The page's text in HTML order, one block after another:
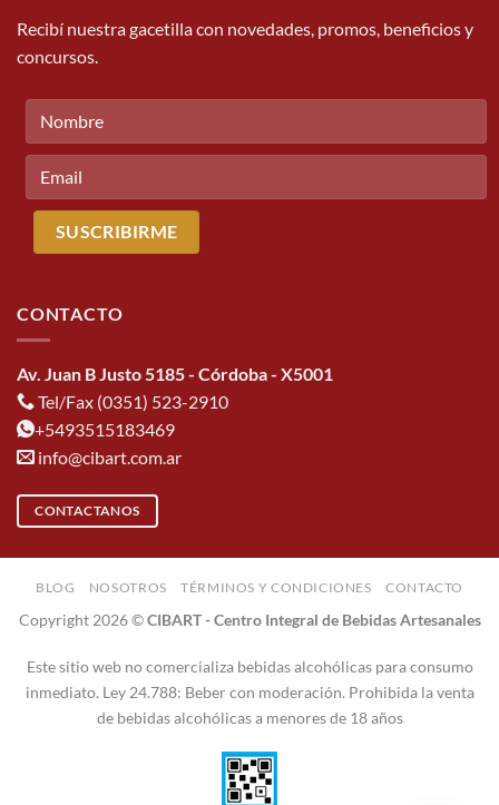
Recibí nuestra gacetilla con novedades, promos, beneficios y
concursos.
CONTACTO
Av. Juan B Justo 5185 - Córdoba - X5001
Tel/Fax (0351) 523-2910
+5493515183469
info@cibart.com.ar
CONTACTANOS
BLOG NOSOTROS TÉRMINOS Y CONDICIONES CONTACTO
Copyright 2026 ©CIBART - Centro Integral de Bebidas Artesanales
Este sitio web no comercializa bebidas alcohólicas para consumo
inmediato. Ley 24.788: Beber con moderación. Prohibida la venta
de bebidas alcohólicas a menores de 18 años